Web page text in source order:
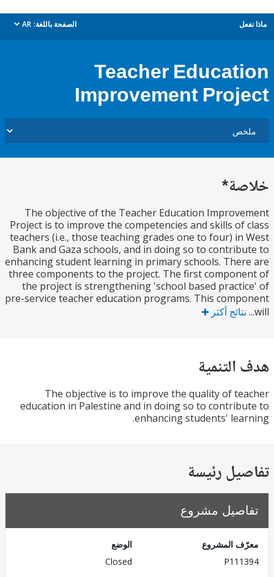
الصفحة باللغة: AR
dropdown
Teacher
Improvement
The objective of the Teacher Education
Project is to improve the competencies and skills
teachers (i.e., those teaching grades one to four)
Bank and Gaza schools, and in doing so to
enhancing student learning in primary schools.
three components to the project. The first
the project is strengthening 'school based
pre-service teacher education programs. This
أكثر
The objective is to improve the quality of
education in Palestine and in doing so to
enhancing students'
رئيسة
مشروع
المشروع